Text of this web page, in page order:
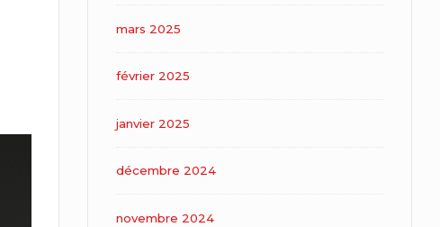
mars 2025
février 2025
janvier 2025
décembre 2024
novembre 2024